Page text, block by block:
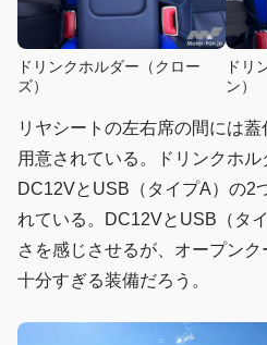
ドリンクホルダー（クロー
ズ）
ドリ
ン）
リヤシートの左右席の間には
用意されている。ドリンクホル
DC12VとUSB（タイプA）の2
れている。DC12VとUSB（タ
さを感じさせるが、オープン
十分すぎる装備だろう。